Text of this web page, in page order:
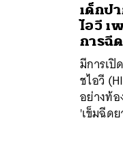
เด็กป
ไอวี เ
การฉี
มีการเปิ
ชไอวี
อย่างท้อ
'เข็มฉีด